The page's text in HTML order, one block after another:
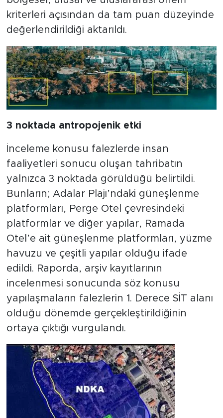
kriterleri açısından da tam puan düzeyinde
değerlendirildiği aktarıldı.
3 noktada antropojenik etki
İnceleme konusu falezlerde insan
faaliyetleri sonucu oluşan tahribatın
yalnızca 3 noktada görüldüğü belirtildi.
Bunların; Adalar Plajı’ndaki güneşlenme
platformları, Perge Otel çevresindeki
platformlar ve diğer yapılar, Ramada
Otel’e ait güneşlenme platformları, yüzme
havuzu ve çeşitli yapılar olduğu ifade
edildi. Raporda, arşiv kayıtlarının
incelenmesi sonucunda söz konusu
yapılaşmaların falezlerin 1. Derece SİT alanı
olduğu dönemde gerçekleştirildiğinin
ortaya çıktığı vurgulandı.